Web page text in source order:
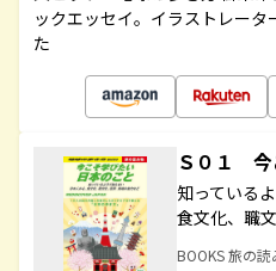
ックエッセイ。イラストレー
た
Ｓ０１ 今
知っている
食文化、職
BOOKS 旅の読